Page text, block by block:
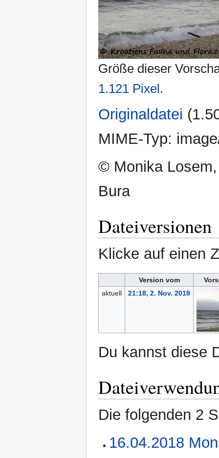
Größe dieser
1.121 Pixel.
Originaldatei
MIME-Typ:
© Monika
Bura
Dateiversionen
Klicke auf einen
Version vom
aktuell
21:18, 2. Nov. 2018
Du kannst diese
Die folgenden 2
16.04.2018